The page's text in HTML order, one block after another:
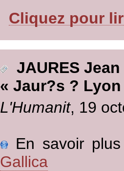
Cliquez pour
JAURES Jean
« Jaur?s ? Lyon
L'Humanit, 19
En savoir
Gallica